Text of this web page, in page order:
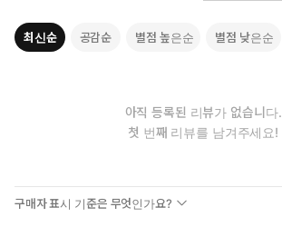
최신순 공감순 별점 높은순 별점 낮은순
아직 등록된 리뷰가 없습니다.
첫 번째 리뷰를 남겨주세요!
구매자 표시 기준은 무엇인가요?